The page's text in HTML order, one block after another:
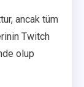
ancak tüm
Twitch
olup